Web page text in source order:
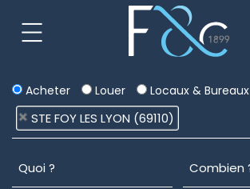
Acheter Louer Locaux & Bureaux
STE FOY LES LYON (69110)